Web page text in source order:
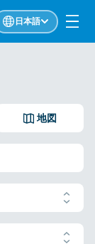
日本語
地図